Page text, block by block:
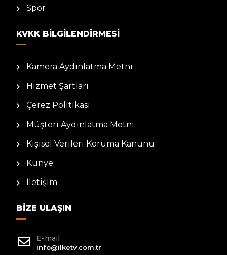
Spor
KVKK BILGILENDIRMESI
Kamera Aydınlatma Metni
Hizmet Şartları
Çerez Politikası
Müşteri Aydınlatma Metni
Kişisel Verileri Koruma Kanunu
Künye
İletişim
BIZE ULAŞIN
E-mail
info@ilketv.com.tr